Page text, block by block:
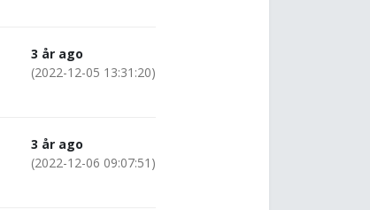
3 år ago
(2022-12-05 13:31:20)
3 år ago
(2022-12-06 09:07:51)